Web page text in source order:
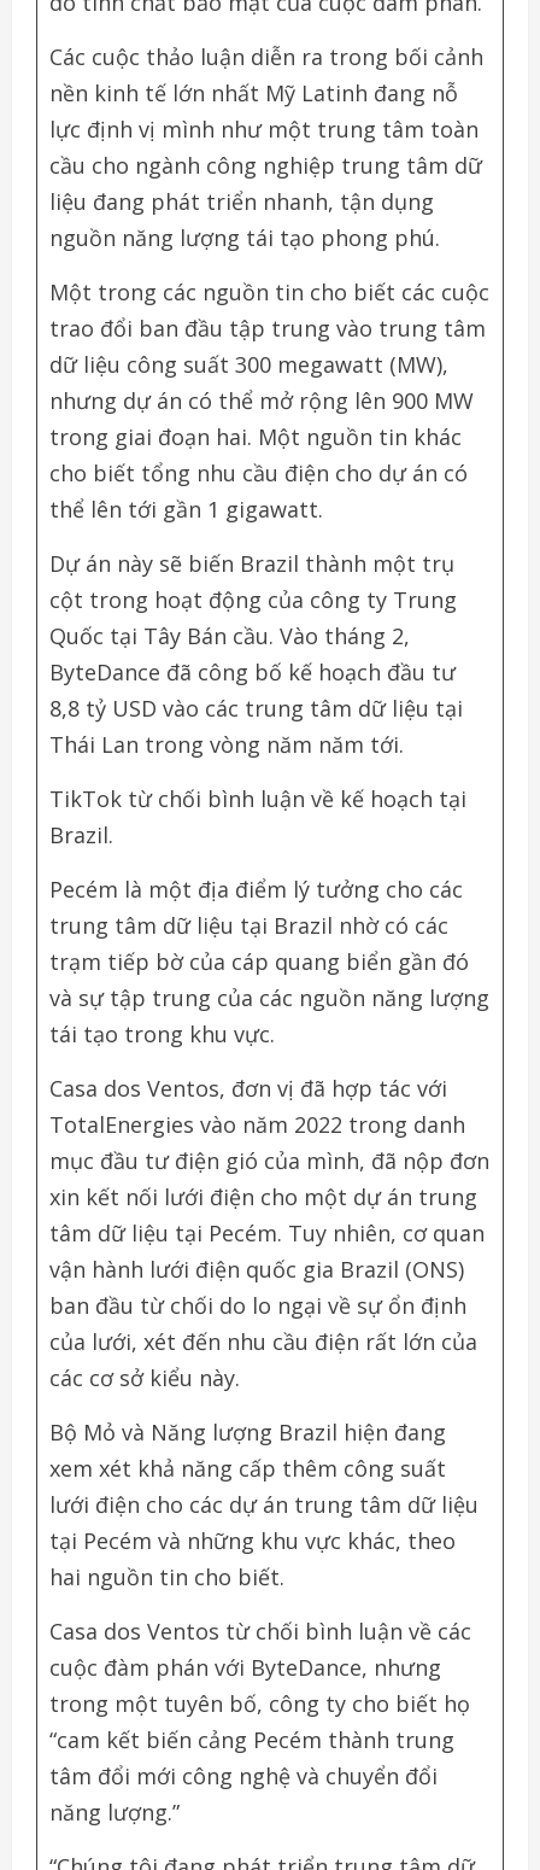
Các cuộc thảo luận diễn ra trong bối cảnh
nền kinh tế lớn nhất Mỹ Latinh đang nỗ
lực định vị mình như một trung tâm toàn
cầu cho ngành công nghiệp trung tâm dữ
liệu đang phát triển nhanh, tận dụng
nguồn năng lượng tái tạo phong phú.
Một trong các nguồn tin cho biết các cuộc
trao đổi ban đầu tập trung vào trung tâm
dữ liệu công suất 300 megawatt (MW),
nhưng dự án có thể mở rộng lên 900 MW
trong giai đoạn hai. Một nguồn tin khác
cho biết tổng nhu cầu điện cho dự án có
thể lên tới gần 1 gigawatt.
Dự án này sẽ biến Brazil thành một trụ
cột trong hoạt động của công ty Trung
Quốc tại Tây Bán cầu. Vào tháng 2,
ByteDance đã công bố kế hoạch đầu tư
8,8 tỷ USD vào các trung tâm dữ liệu tại
Thái Lan trong vòng năm năm tới.
TikTok từ chối bình luận về kế hoạch tại
Brazil.
Pecém là một địa điểm lý tưởng cho các
trung tâm dữ liệu tại Brazil nhờ có các
trạm tiếp bờ của cáp quang biển gần đó
và sự tập trung của các nguồn năng lượng
tái tạo trong khu vực.
Casa dos Ventos, đơn vị đã hợp tác với
TotalEnergies vào năm 2022 trong danh
mục đầu tư điện gió của mình, đã nộp đơn
xin kết nối lưới điện cho một dự án trung
tâm dữ liệu tại Pecém. Tuy nhiên, cơ quan
vận hành lưới điện quốc gia Brazil (ONS)
ban đầu từ chối do lo ngại về sự ổn định
của lưới, xét đến nhu cầu điện rất lớn của
các cơ sở kiểu này.
Bộ Mỏ và Năng lượng Brazil hiện đang
xem xét khả năng cấp thêm công suất
lưới điện cho các dự án trung tâm dữ liệu
tại Pecém và những khu vực khác, theo
hai nguồn tin cho biết.
Casa dos Ventos từ chối bình luận về các
cuộc đàm phán với ByteDance, nhưng
trong một tuyên bố, công ty cho biết họ
“cam kết biến cảng Pecém thành trung
tâm đổi mới công nghệ và chuyển đổi
năng lượng.”